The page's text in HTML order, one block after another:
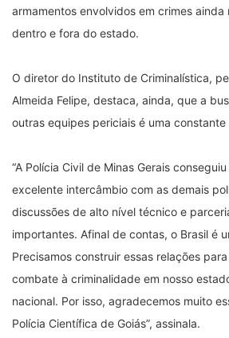
armamentos envolvidos em crimes ainda
dentro e fora do estado.
O diretor do Instituto de Criminalística,
Almeida Felipe, destaca, ainda, que a
outras equipes periciais é uma constante
“A Polícia Civil de Minas Gerais
excelente intercâmbio com as demais
discussões de alto nível técnico e
importantes. Afinal de contas, o Brasil é
Precisamos construir essas relações
combate à criminalidade em nosso
nacional. Por isso, agradecemos muito
Polícia Científica de Goiás”, assinala.